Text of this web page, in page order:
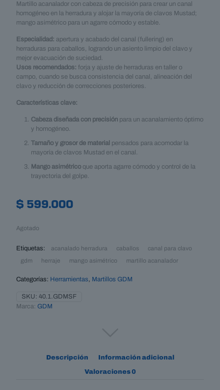
Martillo acanalador con cabeza de precisión para crear un canal
homogéneo en la herradura y alojar la mayoría de clavos Mustad;
mango asimétrico para un agarre cómodo y estable.
Especialidad: apertura y acabado del canal (fullering) en
herraduras para caballos, logrando un asiento limpio del clavo y
mejor evacuación de suciedad.
Usos recomendados: forja y ajuste de herraduras en taller o
campo, cuando se busca consistencia del canal, alineación del
clavo y reducción de correcciones posteriores.
Características clave:
Cabeza diseñada con precisión para un acanalamiento óptimo
y homogéneo.
Tamaño y grosor de material pensados para acomodar la
mayoría de clavos Mustad en el canal.
Mango asimétrico que aporta agarre cómodo y control de la
trayectoria del golpe.
$ 599.000
Agotado
Etiquetas: acanalado herradura caballos canal para clavo
gdm herraje mango asimétrico martillo acanalador
Categorías: Herramientas, Martillos GDM
SKU: 40.1.GDMSF
Marca: GDM
Descripción Información adicional
Valoraciones0